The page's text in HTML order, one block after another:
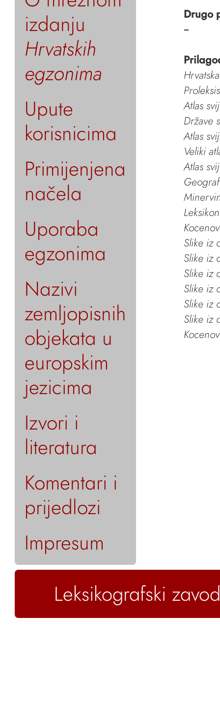
izdanju
Hrvatskih
egzonima
Upute
korisnicima
Primijenjena
načela
Uporaba
egzonima
Nazivi
zemljopisnih
objekata u
europskim
jezicima
Izvori i
literatura
Komentari i
prijedlozi
Impresum
Drugo
–
Atlas
Države
Atlas
Veliki
Atlas
Slike iz
Slike iz
Slike iz
Slike iz
Slike iz
Slike iz
Leksikografski